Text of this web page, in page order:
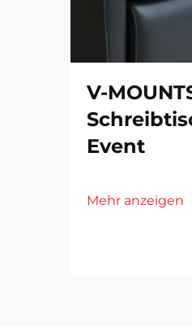
V-
Event
Mehr anzeigen